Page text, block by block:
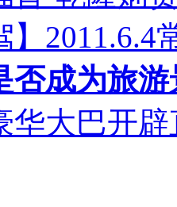
】
否成为旅
华大巴开